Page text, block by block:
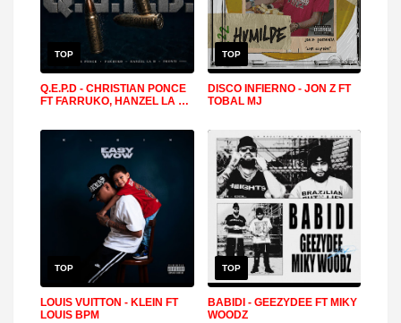
TOP
Q.E.P.D - CHRISTIAN PONCE
FT FARRUKO, HANZEL LA H,
TOP
DISCO INFIERNO - JON Z FT
TOBAL MJ
TOP
LOUIS VUITTON - KLEIN FT
LOUIS BPM
TOP
BABIDI - GEEZYDEE FT MIKY
WOODZ